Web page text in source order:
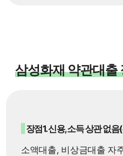
삼성화재 약관대출
장점1. 신용, 소득 상관 없
소액대출, 비상금대출 자